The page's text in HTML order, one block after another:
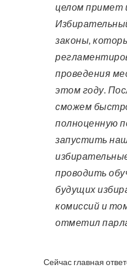
целом примет
законы,
проведения
этом году.
сможем
полноценную
запустить
проводить
будущих
комиссий и
отметил
Сейчас главная